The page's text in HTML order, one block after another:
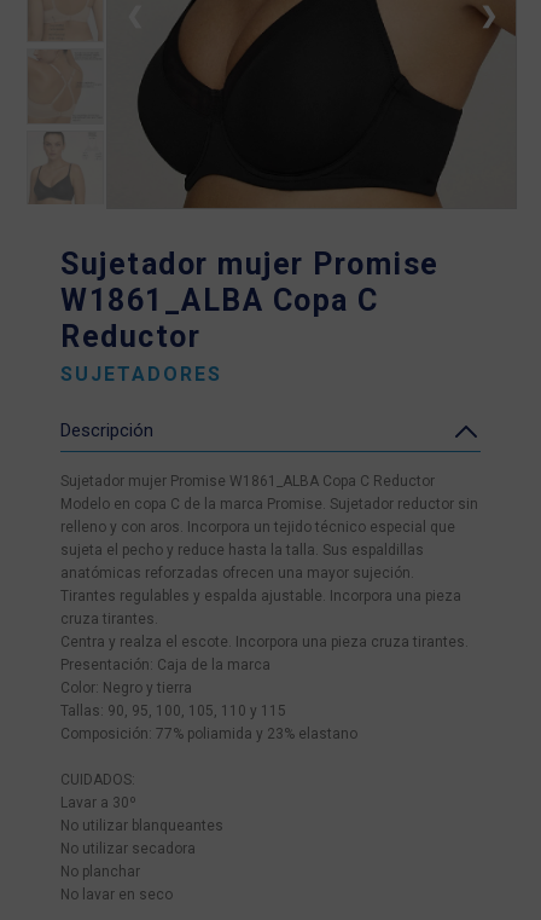
❯
Sujetador mujer Promise
W1861_ALBA Copa C
Reductor
SUJETADORES
Descripción
Sujetador mujer Promise W1861_ALBA Copa C Reductor
Modelo en copa C de la marca Promise. Sujetador reductor sin
relleno y con aros. Incorpora un tejido técnico especial que
sujeta el pecho y reduce hasta la talla. Sus espaldillas
anatómicas reforzadas ofrecen una mayor sujeción.
Tirantes regulables y espalda ajustable. Incorpora una pieza
cruza tirantes.
Centra y realza el escote. Incorpora una pieza cruza tirantes.
Presentación: Caja de la marca
Color: Negro y tierra
Tallas: 90, 95, 100, 105, 110 y 115
Composición: 77% poliamida y 23% elastano
CUIDADOS:
Lavar a 30º
No utilizar blanqueantes
No utilizar secadora
No planchar
No lavar en seco